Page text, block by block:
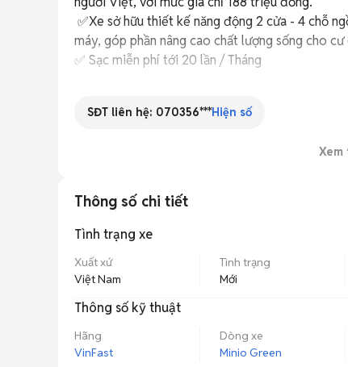
máy, góp phần nâng cao chất lượng sống cho
✅ Sạc miễn phí tới 20 lần / Tháng
cho các khách hàng đặt cọc trong 3 ngày vàng
Chương trình áp dụng theo điều kiện và điều
SĐT liên hệ: 070356***Hiện số
Xem
Thông số chi tiết
Tình trạng xe
Xuất xứ
Việt Nam
Tình trạng
Mới
Thông số kỹ thuật
Hãng
VinFast
Dòng xe
Minio Green